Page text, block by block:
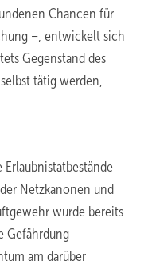
Chancen für
–, entwickelt sich
Gegenstand des
tätig werden,
Netzkanonen und
wurde bereits
Gefährdung
am darüber